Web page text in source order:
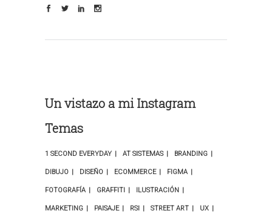
Un vistazo a mi Instagram
Temas
1 SECOND EVERYDAY AT SISTEMAS BRANDING
DIBUJO DISEÑO ECOMMERCE FIGMA
FOTOGRAFÍA GRAFFITI ILUSTRACIÓN
MARKETING PAISAJE RSI STREET ART UX